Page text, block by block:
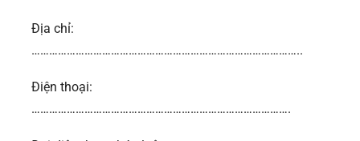
Địa chỉ:
………………………………………………………………………………..
Điện thoại:
…………………………………………………………………………….